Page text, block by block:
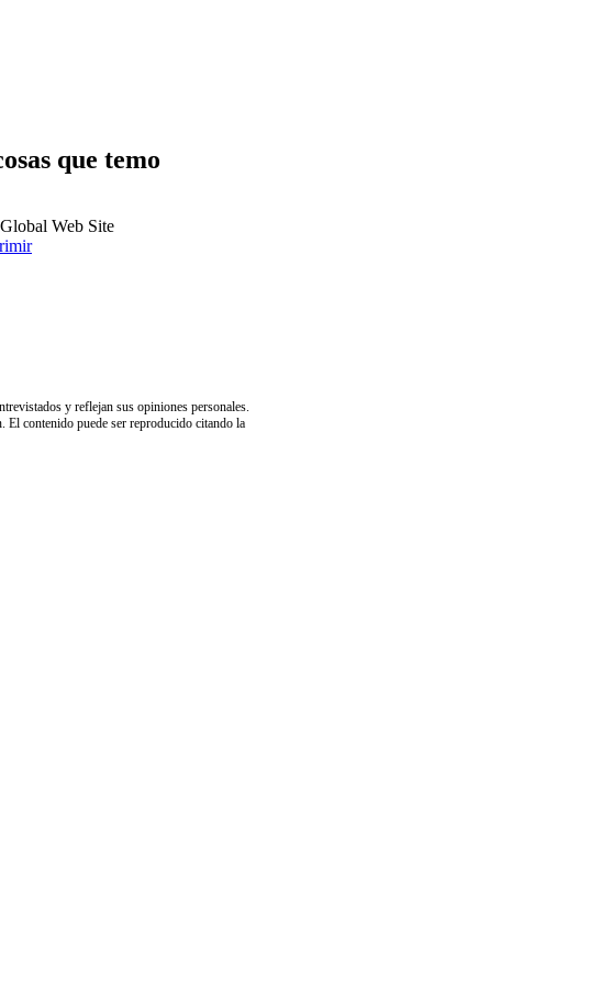
que temo
Web Site
y reflejan sus opiniones personales.
El contenido puede ser reproducido citando la